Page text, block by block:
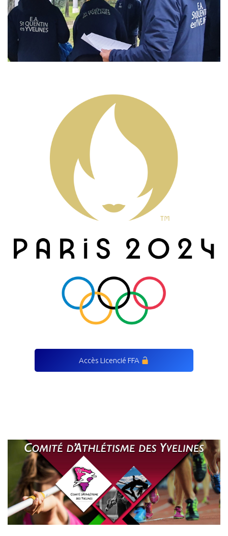
Accès Licencié FFA